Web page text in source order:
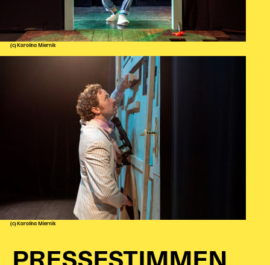
(c) Karolina Miernik
(c) Karolina Miernik